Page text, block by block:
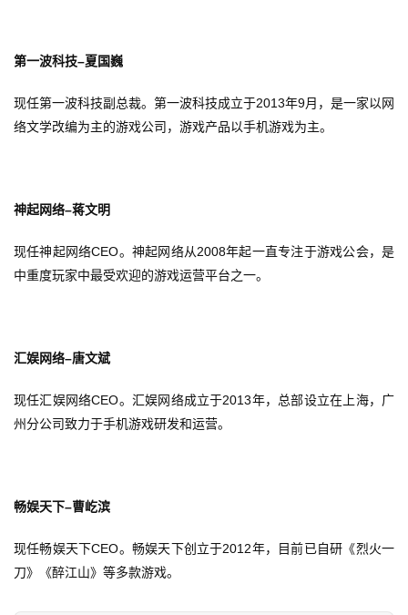
上
站
文
中
国
第一波科技–夏国巍
现任第一波科技副总裁。第一波科技成立于2013年9月，是一家以网
络文学改编为主的游戏公司，游戏产品以手机游戏为主。
神起网络–蒋文明
现任神起网络CEO。神起网络从2008年起一直专注于游戏公会，是
中重度玩家中最受欢迎的游戏运营平台之一。
汇娱网络–唐文斌
现任汇娱网络CEO。汇娱网络成立于2013年，总部设立在上海，广
州分公司致力于手机游戏研发和运营。
畅娱天下–曹屹滨
现任畅娱天下CEO。畅娱天下创立于2012年，目前已自研《烈火一
刀》《醉江山》等多款游戏。